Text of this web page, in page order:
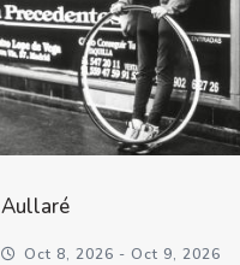
Aullaré
Oct 8, 2026 - Oct 9, 2026